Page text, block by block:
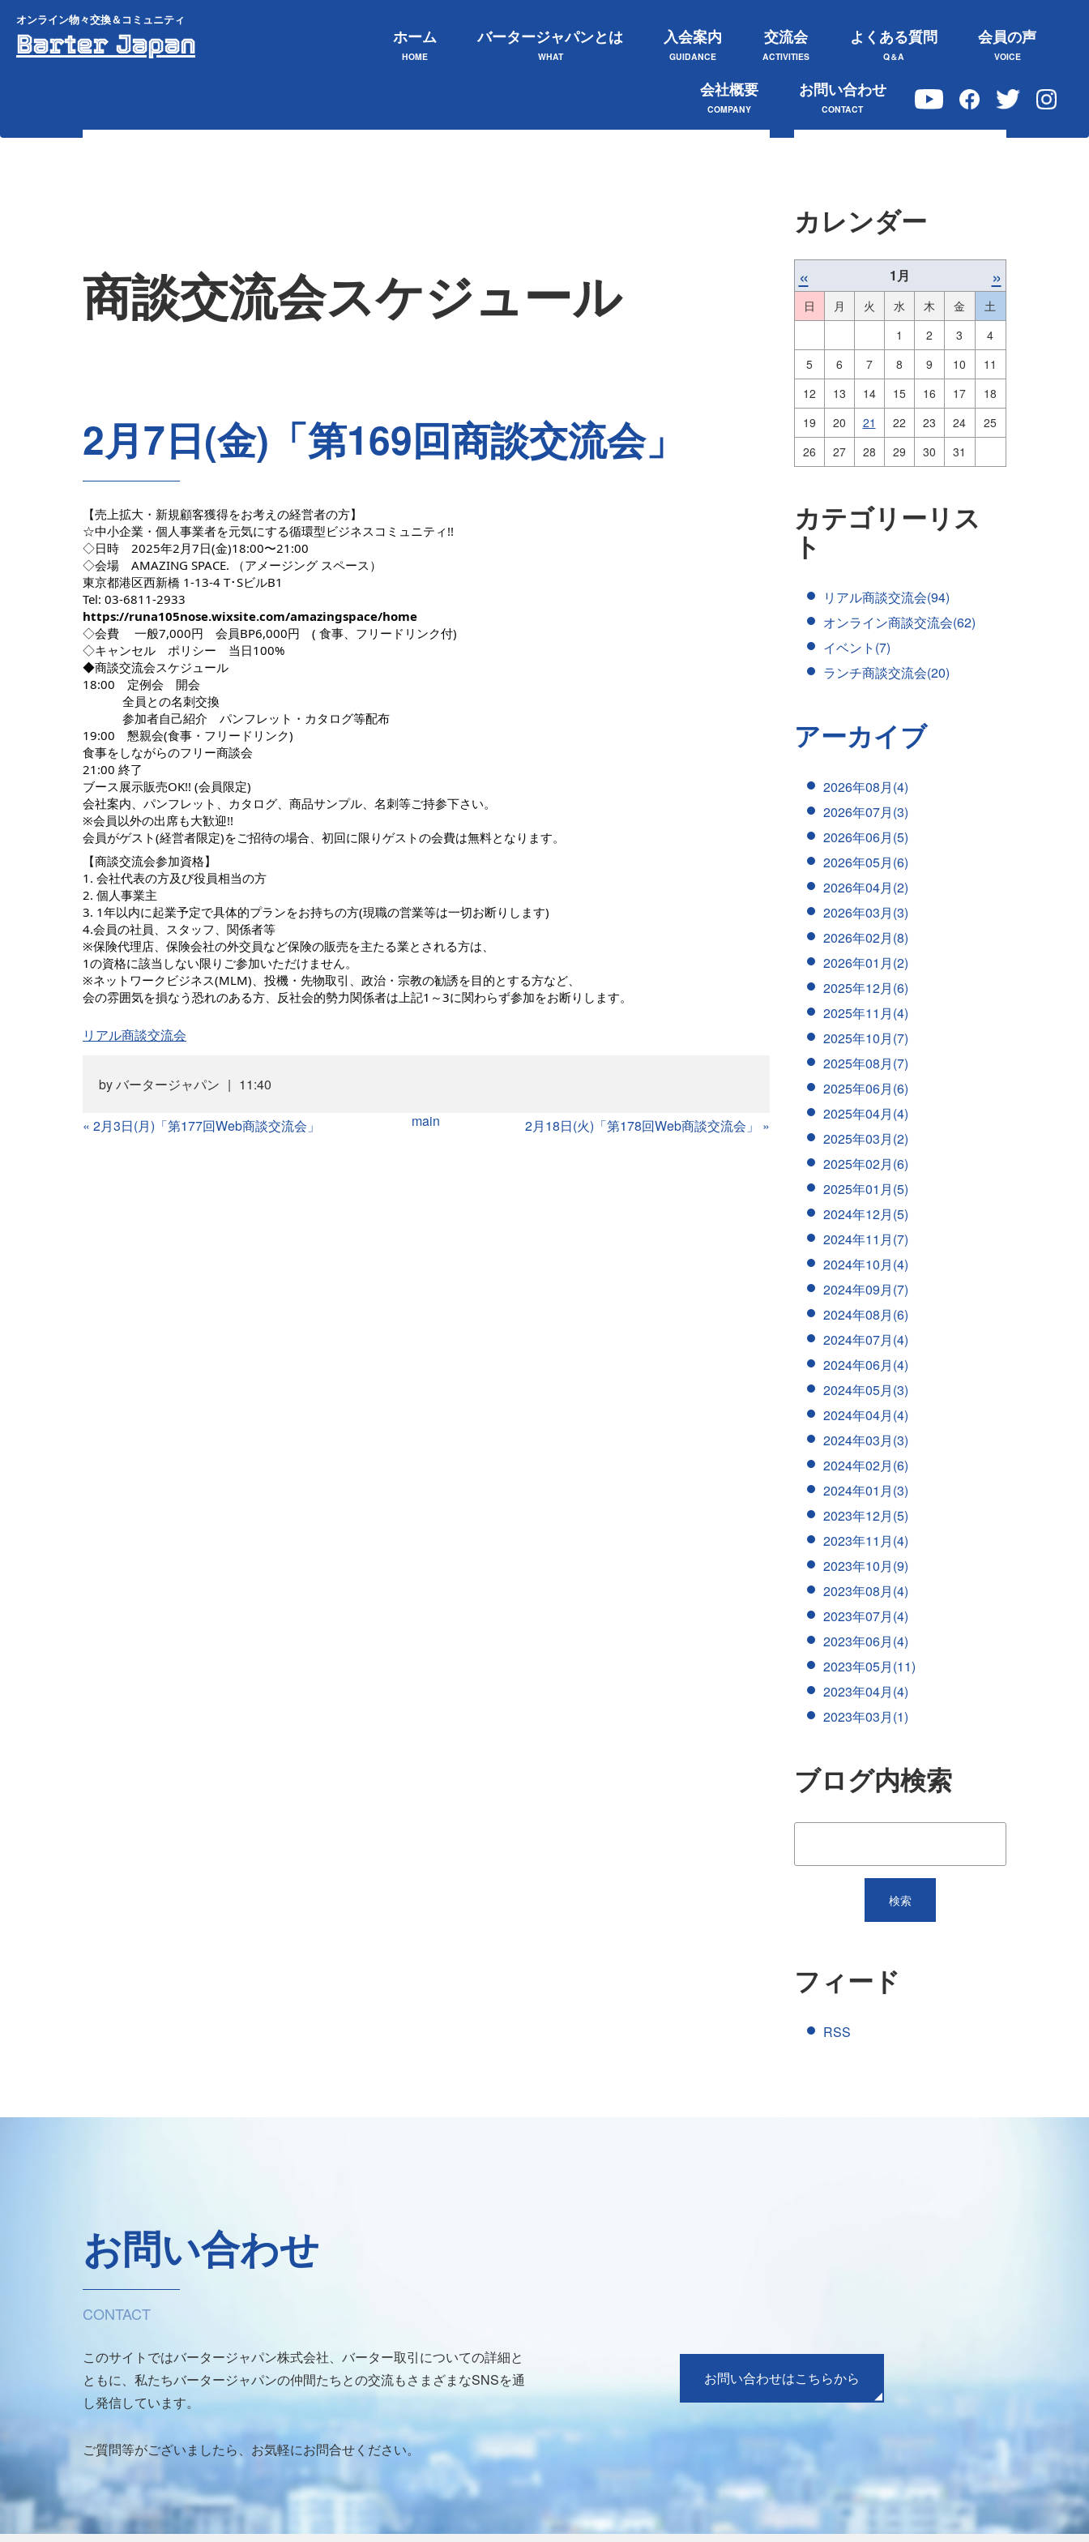
オンライン物々交換＆コミュニティ
Barter Japan ホーム
HOME
バータージャパンとは
WHAT
入会案内
GUIDANCE
交流会
ACTIVITIES
よくある質問
Q＆A
会員の声
VOICE
会社概要
COMPANY
お問い合わせ
CONTACT
商談交流会スケジュール
2月7日(金)「第169回商談交流会」
【売上拡大・新規顧客獲得をお考えの経営者の方】
☆中小企業・個人事業者を元気にする循環型ビジネスコミュニティ!!
◇日時 2025年2月7日(金)18:00〜21:00
◇会場 AMAZING SPACE. （アメージング スペース）
東京都港区西新橋 1-13-4 T･SビルB1
Tel: 03-6811-2933
https://runa105nose.wixsite.com/amazingspace/home
◇会費 一般7,000円 会員BP6,000円 ( 食事、フリードリンク付)
◇キャンセル ポリシー 当日100%
◆商談交流会スケジュール
18:00 定例会 開会
全員との名刺交換
参加者自己紹介 パンフレット・カタログ等配布
19:00 懇親会(食事・フリードリンク)
食事をしながらのフリー商談会
21:00 終了
ブース展示販売OK!! (会員限定)
会社案内、パンフレット、カタログ、商品サンプル、名刺等ご持参下さい。
※会員以外の出席も大歓迎!!
会員がゲスト(経営者限定)をご招待の場合、初回に限りゲストの会費は無料となります。
【商談交流会参加資格】
1. 会社代表の方及び役員相当の方
2. 個人事業主
3. 1年以内に起業予定で具体的プランをお持ちの方(現職の営業等は一切お断りします)
4.会員の社員、スタッフ、関係者等
※保険代理店、保険会社の外交員など保険の販売を主たる業とされる方は、
1の資格に該当しない限りご参加いただけません。
※ネットワークビジネス(MLM)、投機・先物取引、政治・宗教の勧誘を目的とする方など、
会の雰囲気を損なう恐れのある方、反社会的勢力関係者は上記1～3に関わらず参加をお断りします。
リアル商談交流会
byバータージャパン 11:40
« 2月3日(月)「第177回Web商談交流会」 main 2月18日(火)「第178回Web商談交流会」 »
カレンダー
« 1月 »
日 月 火 水 木 金
土
1
2 3
4
5
6 7 8 9 10
11
12
13 14 15 16 17
18
19
20 21 22 23 24
25
26
27 28 29 30 31
カテゴリーリス
ト
リアル商談交流会(94)
オンライン商談交流会(62)
イベント(7)
ランチ商談交流会(20)
アーカイブ
2026年08月(4)
2026年07月(3)
2026年06月(5)
2026年05月(6)
2026年04月(2)
2026年03月(3)
2026年02月(8)
2026年01月(2)
2025年12月(6)
2025年11月(4)
2025年10月(7)
2025年08月(7)
2025年06月(6)
2025年04月(4)
2025年03月(2)
2025年02月(6)
2025年01月(5)
2024年12月(5)
2024年11月(7)
2024年10月(4)
2024年09月(7)
2024年08月(6)
2024年07月(4)
2024年06月(4)
2024年05月(3)
2024年04月(4)
2024年03月(3)
2024年02月(6)
2024年01月(3)
2023年12月(5)
2023年11月(4)
2023年10月(9)
2023年08月(4)
2023年07月(4)
2023年06月(4)
2023年05月(11)
2023年04月(4)
2023年03月(1)
ブログ内検索
フィード
RSS
お問い合わせ
CONTACT
このサイトではバータージャパン株式会社、バーター取引についての詳細と
ともに、私たちバータージャパンの仲間たちとの交流もさまざまなSNSを通
し発信しています。
ご質問等がございましたら、お気軽にお問合せください。
お問い合わせはこちらから